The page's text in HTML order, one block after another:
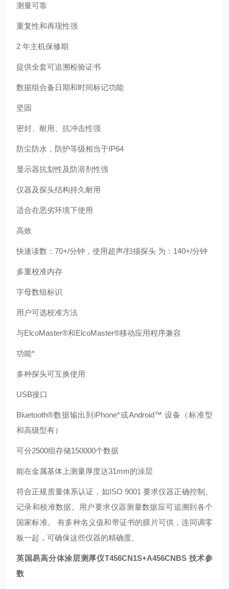
测量可靠
重复性和再现性强
2 年主机保修期
提供全套可追溯检验证书
数据组合备日期和时间标记功能
坚固
密封、耐用、抗冲击性强
防尘防水，防护等级相当于IP64
显示器抗划性及防溶剂性强
仪器及探头结构持久耐用
适合在恶劣环境下使用
高效
快速读数：70+/分钟，使用超声/扫描探头 为：140+/分钟
多重校准内存
字母数组标识
用户可选校准方法
与ElcoMaster®和ElcoMaster®移动应用程序兼容
功能*
多种探头可互换使用
USB接口
Bluetooth®数据输出到iPhone*或Android™ 设备（标准型
和高级型有）
可分2500组存储150000个数据
能在金属基体上测量厚度达31mm的涂层
符合正规质量体系认证，如ISO 9001 要求仪器正确控制、
记录和校准数据。用户要求仪器测量数据应可追溯到各个
国家标准。 有多种名义值和带证书的膜片可供，连同调零
板一起，可确保这些仪器的精确度。
英国易高分体涂层测厚仪T456CN1S+A456CNBS 技术参
数